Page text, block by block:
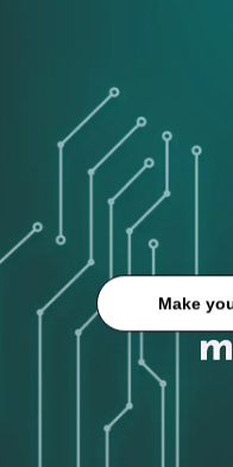
Make